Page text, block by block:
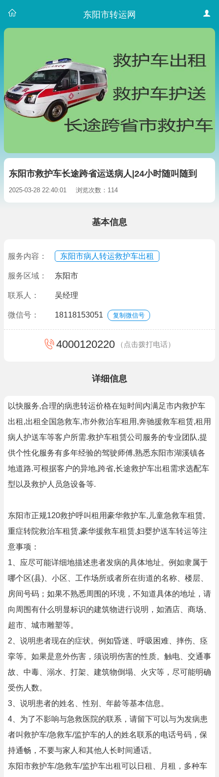
东阳市转运网
东阳市救护车长途跨省运送病人|24小时随叫随到
2025-03-28 22:40:01 浏览次数：114
基本信息
服务内容： 东阳市病人转运救护车出租
服务区域： 东阳市
联系人： 吴经理
微信号： 18118153051 复制微信号
4000120220 （点击拨打电话）
详细信息
以快服务,合理的病患转运价格在短时间内满足市内救护车
出租,出租全国急救车,市外救治车租用,奔驰援救车租赁,租用
病人护送车等客户所需.救护车租赁公司服务的专业团队,提
供个性化服务有多年经验的驾驶师傅,熟悉东阳市湖溪镇各
地道路.可根据客户的异地,跨省,长途救护车出租需求选配车
型以及救护人员急设备等.
东阳市正规120救护呼叫租用豪华救护车,儿童急救车租赁,
重症转院救治车租赁,豪华援救车租赁,妇婴护送车转运等注
意事项：
1、应尽可能详细地描述患者发病的具体地址。例如隶属于
哪个区(县)、小区、工作场所或者所在街道的名称、楼层、
房间号码；如果不熟悉周围的环境，不知道具体的地址，请
向周围有什么明显标识的建筑物进行说明，如酒店、商场、
超市、城市雕塑等。
2、说明患者现在的症状。例如昏迷、呼吸困难、摔伤、痉
挛等。如果是意外伤害，须说明伤害的性质。触电、交通事
故、中毒、溺水、打架、建筑物倒塌、火灾等，尽可能明确
受伤人数。
3、说明患者的姓名、性别、年龄等基本信息。
4、为了不影响与急救医院的联系，请留下可以与为发病患
者叫救护车/急救车/监护车的人的姓名联系的电话号码，保
持通畅，不要与家人和其他人长时间通话。
东阳市救护车/急救车/监护车出租可以日租、月租，多种车